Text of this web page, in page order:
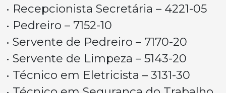
• Recepcionista Secretária – 4221-05
• Pedreiro – 7152-10
• Servente de Pedreiro – 7170-20
• Servente de Limpeza – 5143-20
• Técnico em Eletricista – 3131-30